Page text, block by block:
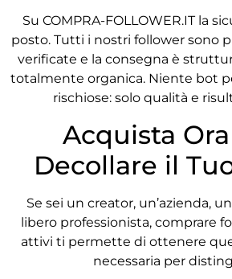
Su COMPRA-FOLLOWER.IT la
posto. Tutti i nostri follower sono
verificate e la consegna è
totalmente organica. Niente bot
rischiose: solo qualità e
Acquista
Decollare il
Se sei un creator, un’azienda,
libero professionista, comprare
attivi ti permette di ottenere
necessaria per